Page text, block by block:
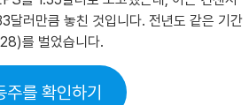
러만큼 놓친 것입니다. 전년도 같은 기간
를 벌었습니다.
를 확인하기